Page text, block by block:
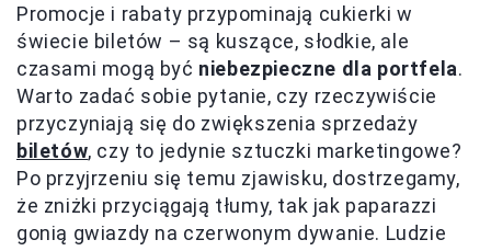
Promocje i rabaty przypominają cukierki w
świecie biletów – są kuszące, słodkie, ale
czasami mogą być niebezpieczne dla portfela.
Warto zadać sobie pytanie, czy rzeczywiście
przyczyniają się do zwiększenia sprzedaży
biletów, czy to jedynie sztuczki marketingowe?
Po przyjrzeniu się temu zjawisku, dostrzegamy,
że zniżki przyciągają tłumy, tak jak paparazzi
gonią gwiazdy na czerwonym dywanie. Ludzie